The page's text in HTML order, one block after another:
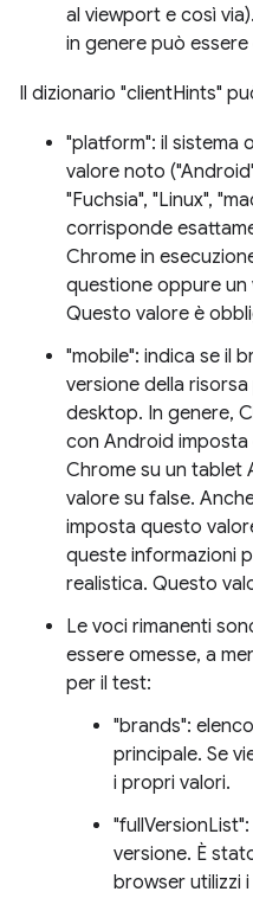
al viewport e così
in genere può essere
Il dizionario "clientHints"
"platform": il sistema
valore noto
"Fuchsia", "Linux",
corrisponde
Chrome in
questione oppure
Questo valore è
"mobile": indica se il
versione della
desktop. In genere,
con Android
Chrome su un tablet
valore su false.
imposta questo
queste informazioni
realistica. Questo
Le voci rimanenti
essere omesse, a
per il test:
"brands":
principale. Se
i propri valori.
versione. È
browser utilizzi